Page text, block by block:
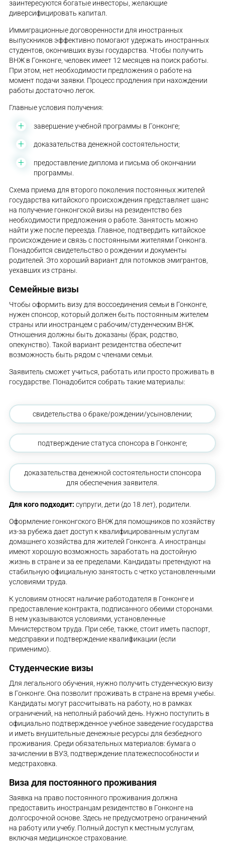
заинтересуются богатые инвесторы, желающие
диверсифицировать капитал.
Иммиграционные договоренности для иностранных
выпускников эффективно помогают удержать иностранных
студентов, окончивших вузы государства. Чтобы получить
ВНЖ в Гонконге, человек имеет 12 месяцев на поиск работы.
При этом, нет необходимости предложения о работе на
момент подачи заявки. Процесс продления при нахождении
работы достаточно легок.
Главные условия получения:
завершение учебной программы в Гонконге;
доказательства денежной состоятельности;
предоставление диплома и письма об окончании
программы.
Схема приема для второго поколения постоянных жителей
государства китайского происхождения представляет шанс
на получение гонконгской визы на резидентство без
необходимости предложения о работе. Занятость можно
найти уже после переезда. Главное, подтвердить китайское
происхождение и связь с постоянными жителями Гонконга.
Понадобится свидетельство о рождении и документы
родителей. Это хороший вариант для потомков эмигрантов,
уехавших из страны.
Семейные визы
Чтобы оформить визу для воссоединения семьи в Гонконге,
нужен спонсор, который должен быть постоянным жителем
страны или иностранцем с рабочим/студенческим ВНЖ.
Отношения должны быть доказаны (брак, родство,
опекунство). Такой вариант резидентства обеспечит
возможность быть рядом с членами семьи.
Заявитель сможет учиться, работать или просто проживать в
государстве. Понадобится собрать такие материалы:
свидетельства о браке/рождении/усыновлении;
подтверждение статуса спонсора в Гонконге;
доказательства денежной состоятельности спонсора
для обеспечения заявителя.
Для кого подходит: супруги, дети (до 18 лет), родители.
Оформление гонконгского ВНЖ для помощников по хозяйству
из-за рубежа дает доступ к квалифицированным услугам
домашнего хозяйства для жителей Гонконга. А иностранцы
имеют хорошую возможность заработать на достойную
жизнь в стране и за ее пределами. Кандидаты претендуют на
стабильную официальную занятость с четко установленными
условиями труда.
К условиям относят наличие работодателя в Гонконге и
предоставление контракта, подписанного обеими сторонами.
В нем указываются условиями, установленные
Министерством труда. При себе, также, стоит иметь паспорт,
медсправки и подтверждение квалификации (если
применимо).
Студенческие визы
Для легального обучения, нужно получить студенческую визу
в Гонконге. Она позволит проживать в стране на время учебы.
Кандидаты могут рассчитывать на работу, но в рамках
ограничений, на неполный рабочий день. Нужно поступить в
официально подтвержденное учебное заведение государства
и иметь внушительные денежные ресурсы для безбедного
проживания. Среди обязательных материалов: бумага о
зачислении в ВУЗ, подтверждение платежеспособности и
медстраховка.
Виза для постоянного проживания
Заявка на право постоянного проживания должна
предоставить иностранцам резидентство в Гонконге на
долгосрочной основе. Здесь не предусмотрено ограничений
на работу или учебу. Полный доступ к местным услугам,
включая медицинское страхование.